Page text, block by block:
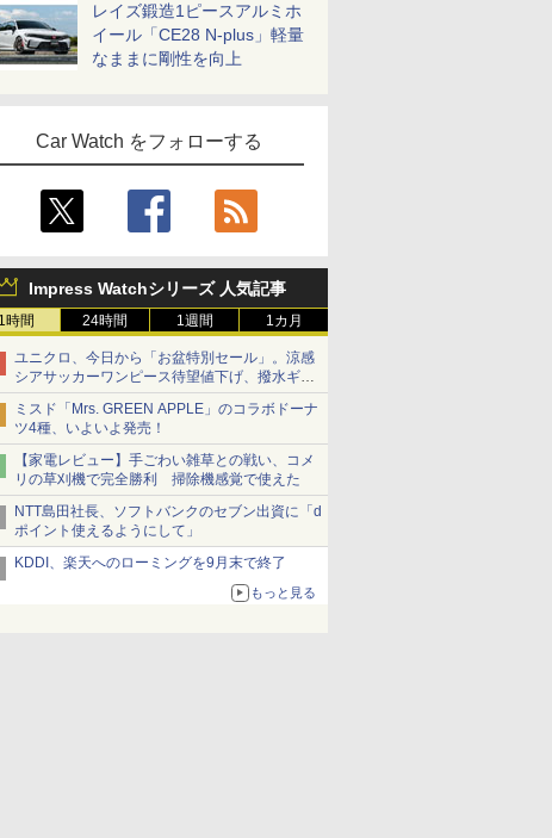
レイズ鍛造1ピースアルミホ
イール「CE28 N-plus」軽量
なままに剛性を向上
Car Watch をフォローする
Impress Watchシリーズ 人気記事
1時間 24時間 1週間 1カ月
ユニクロ、今日から「お盆特別セール」。涼感
シアサッカーワンピース待望値下げ、撥水ギア
ショーツは1990円に
ミスド「Mrs. GREEN APPLE」のコラボドーナ
ツ4種、いよいよ発売！
【家電レビュー】手ごわい雑草との戦い、コメ
リの草刈機で完全勝利 掃除機感覚で使えた
NTT島田社長、ソフトバンクのセブン出資に「d
ポイント使えるようにして」
KDDI、楽天へのローミングを9月末で終了
もっと見る